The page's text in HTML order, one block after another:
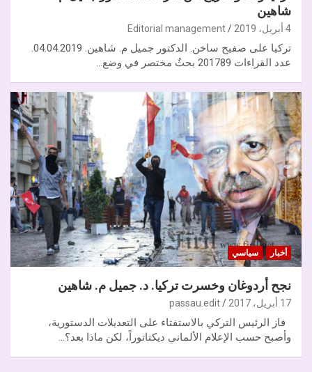
شاهين
4 أبريل، 2019 Editorial management
تركيا على صفيح ساخن. الدكتور جميل م. شاهين. 04.04.2019.
عدد القراءات 201789 بحثٌ مختصر في وضع…
أخبار سياسي
نجح أردوغان وخسرت تركيا. د. جميل م. شاهين
17 أبريل، 2017 passau.edit
فاز الرئيس التركي بالاستفتاء على التعديلات الدستورية،
وأصبح حسب الإعلام الألماني ديكتاتوراً، لكن ماذا بعد؟…